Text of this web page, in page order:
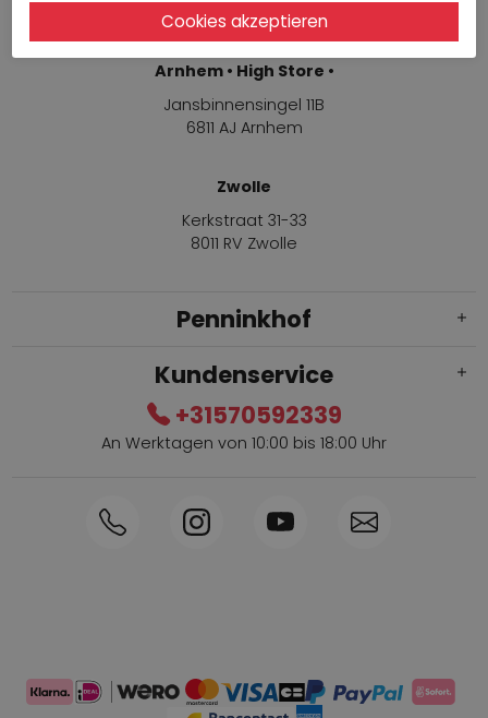
6811 AJ Arnhem
Arnhem • High Store •
Jansbinnensingel 11B
6811 AJ Arnhem
Zwolle
Kerkstraat 31-33
8011 RV Zwolle
Penninkhof
Innerhalb von 1-3 Tagen geliefert
Persönliche Beratung: 0031-570592339
Kundenservice
+31570592339
An Werktagen von 10:00 bis 18:00 Uhr